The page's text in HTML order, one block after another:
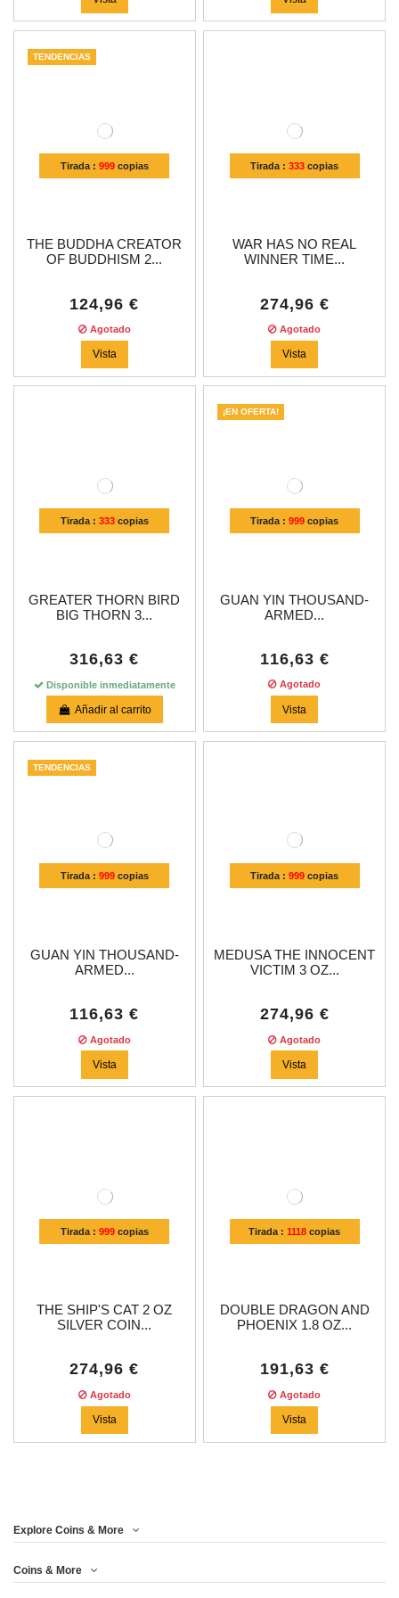
Tirada : 999copias
TENDENCIAS
THE BUDDHA CREATOR
OF BUDDHISM 2...
124,96 €
Agotado
Vista
Tirada :333 copias
WAR HAS NO REAL
WINNER TIME...
274,96 €
Agotado
Vista
Tirada : 333copias
GREATER THORN BIRD
BIG THORN 3...
316,63 €
Disponible inmediatamente
Añadir al carrito
Tirada :999 copias
¡EN OFERTA!
GUAN YIN THOUSAND-
ARMED...
116,63 €
Agotado
Vista
Tirada : 999copias
TENDENCIAS
GUAN YIN THOUSAND-
ARMED...
116,63 €
Agotado
Vista
Tirada :999 copias
MEDUSA THE INNOCENT
VICTIM 3 OZ...
274,96 €
Agotado
Vista
Tirada : 999copias
THE SHIP'S CAT 2 OZ
SILVER COIN...
274,96 €
Agotado
Vista
Tirada :1118 copias
DOUBLE DRAGON AND
PHOENIX 1.8 OZ...
191,63 €
Agotado
Vista
Price
Año
Explore Coins & More
Coins & More